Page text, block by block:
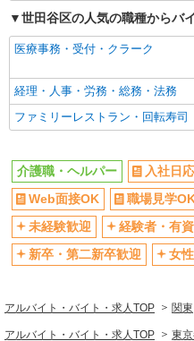
勤：1勤務
含む） 時給：1,330円（介護福祉士：1,410円） ◎
週20時間以
1,380円（介護福祉
手当は勤続5
入社者は除く
東京都世
キープ
正社員
介護スタッフ
【実務者
万円〜 【初任者研修】 月給：230,300円 年収例：
320万円〜 ※職務手当、（東京都）居住支援特別
手当、日祝手
均2回分）等
ます。 ※居住
はさらに1万円
本給2.08ヶ月
支給（超過1
東京都世
キープ
正社員
主婦・主夫歓迎
学歴不問
シニア（60代～）活躍中
週払い
時間や曜日が選べる・シフト自由
禁煙・分煙
転勤なし
交通費支給
社割・特典あり
同じ職種から求人を探す
世田谷区の人気の職種からバ
医療事務・受付・クラーク
経理・人事・労務・総務・法務
ファミリーレストラン・回転寿司
介護職・ヘルパー 入社日
Web面接OK
職場見学
未経験歓迎
経験者・有
新卒・第二新卒歓迎
女
アルバイト・バイト・求人TOP 関東
アルバイト・バイト・求人TOP 東